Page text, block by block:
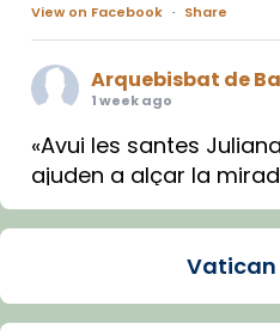
View on Facebook · Share
Arquebisbat de
1 week ago
«Avui les santes
ajuden a alçar la
Mons. Sergi Gordo,
Santes de Mataró.
🔗tinyurl.com/cvu5jmbk
Vatican